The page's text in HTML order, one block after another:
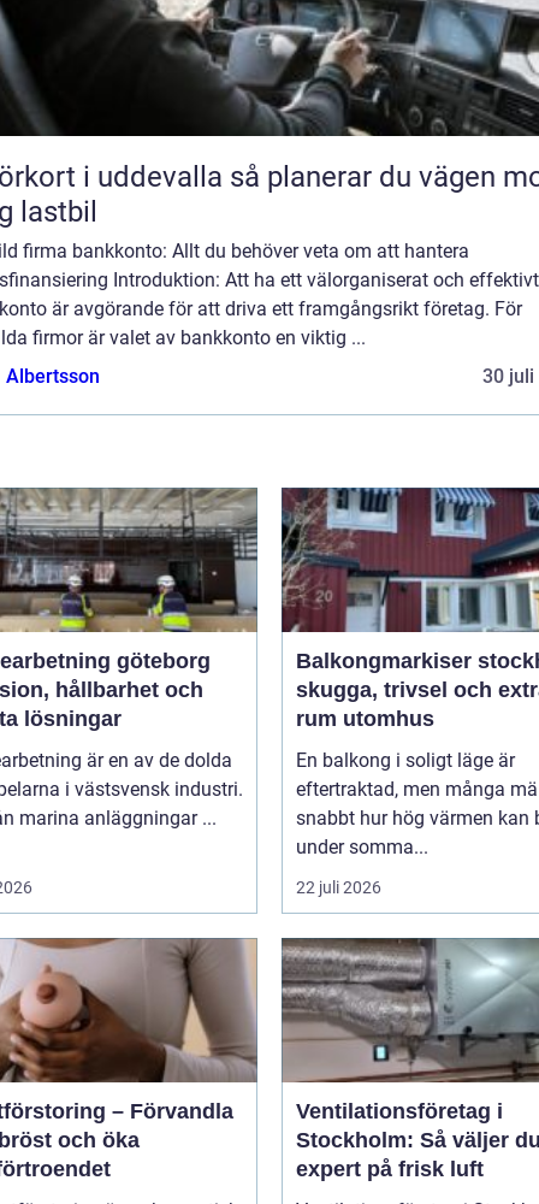
i uddevalla så planerar du vägen mot
lastbil
firma bankkonto: Allt du behöver veta om att hantera
Introduktion: Att ha ett välorganiserat och effektivt
är avgörande för att driva ett framgångsrikt företag. För
firmor är valet av bankkonto en viktig ...
Albertsson
30 juli
göteborg
hållbarhet och
lösningar
är en av de dolda
i västsvensk industri.
marina anläggningar ...
Balkongmarkiser
skugga, trivsel och
rum utomhus
En balkong i soligt läge är
eftertraktad, men många
snabbt hur hög värmen kan
under somma...
22 juli 2026
– Förvandla
och öka
Ventilationsföretag i
Stockholm: Så väljer
expert på frisk luft